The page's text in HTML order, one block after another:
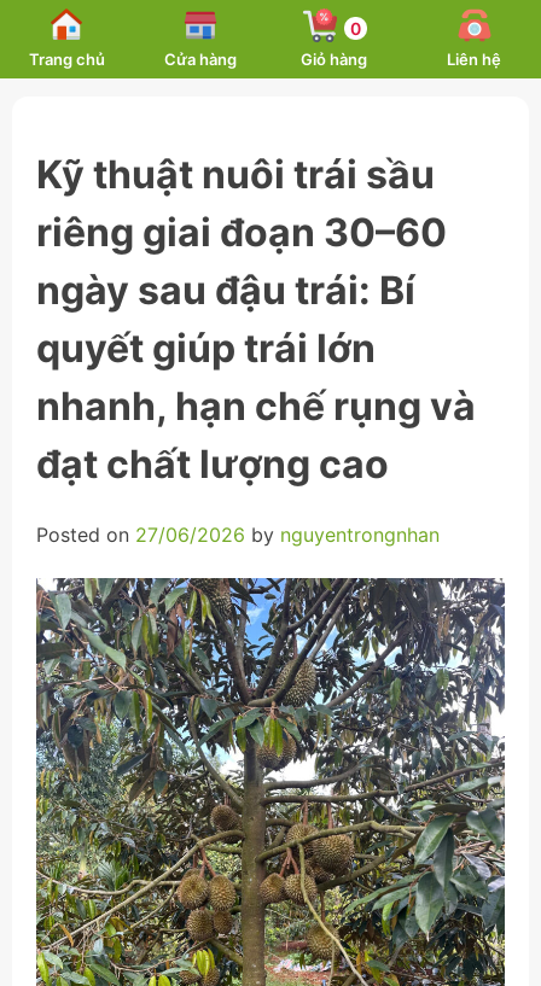
content
Trang chủ Cửa hàng
0
Giỏ hàng Liên hệ
Kỹ thuật nuôi trái sầu
riêng giai đoạn 30–60
ngày sau đậu trái: Bí
quyết giúp trái lớn
nhanh, hạn chế rụng và
đạt chất lượng cao
Posted on 27/06/2026 by nguyentrongnhan